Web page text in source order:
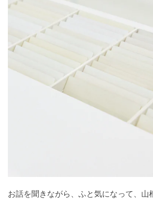
お話を聞きながら、ふと気になって、山